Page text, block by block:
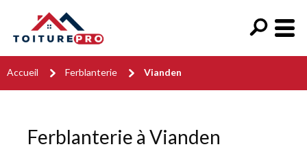
Accueil Ferblanterie Vianden
Ferblanterie à Vianden